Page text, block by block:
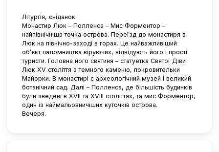
Літургія, сніданок.
Монастир Люк – Полленса – Мис Форментор –
найпівнічніша точка острова. Переїзд до монастиря в
Люк на північно-заході в горах. Це найважливіший
об’єкт паломництва віруючих, відвідують його і прості
туристи. Головна його святиня – статуетка Святої Діви
Люк XV століття з темного каменю, покровительки
Майорки. В монастирі є археологічний музей і великий
ботанічний сад. Далі – Полленса, де більшість будинків
були зведені в XVII та XVIII століттях, та мис Форментор,
один із наймальовничіших куточків острова.
Вечеря.